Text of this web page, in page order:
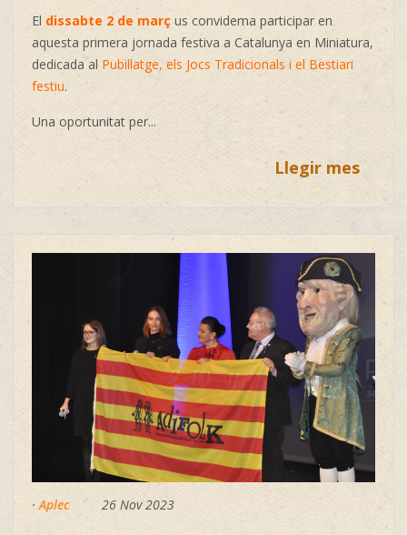
El dissabte 2 de març us convidema participar en
aquesta primera jornada festiva a Catalunya en Miniatura,
dedicada al Pubillatge, els Jocs Tradicionals i el Bestiari
festiu.
Una oportunitat per...
Llegir mes
· Aplec 26 Nov 2023